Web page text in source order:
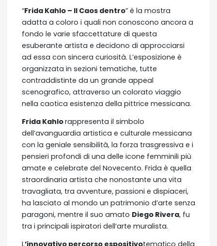
“Frida Kahlo – Il Caos dentro” è la mostra
adatta a coloro i quali non conoscono ancora a
fondo le varie sfaccettature di questa
esuberante artista e decidono di approcciarsi
ad essa con sincera curiosità. L’esposizione è
organizzata in sezioni tematiche, tutte
contraddistinte da un grande appeal
scenografico, attraverso un colorato viaggio
nella caotica esistenza della pittrice messicana.
Frida Kahlorappresenta il simbolo
dell’avanguardia artistica e culturale messicana
con la geniale sensibilità, la forza trasgressiva e i
pensieri profondi di una delle icone femminili più
amate e celebrate del Novecento. Frida è quella
straordinaria artista che nonostante una vita
travagliata, tra avventure, passioni e dispiaceri,
ha lasciato al mondo un patrimonio d’arte senza
paragoni, mentre il suo amato Diego Rivera, fu
tra i principali ispiratori dell’arte muralista.